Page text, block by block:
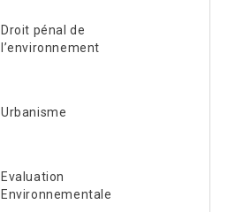
Droit pénal de
l’environnement
Urbanisme
Evaluation
Environnementale